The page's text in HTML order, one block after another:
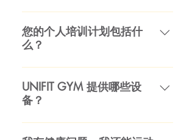
的目标并讨论实现这些目标的策
略。体脂测试、体围测量、柔韧
咨询过程中进行。 健身计划的成功
基于这样一种理念：每个人都必须
有切合实际的目标、接受教育并逐
渐改变饮食习惯。我们会打电话或
发消息，让您跟上您的计划。在营
首先，我们是一家私人拥有的私人
健身房和训练工作室——庞大的人
群不是 UNFIT GYM 的一部分。我
是，许多企业培训师都获得了奖
金，并且承受着向客户推销补充剂
您的个人培训计划包括什
么？
我们所有的健身计划都包括无限制
使用健身房、营养计划、初步测试
和评估、阻力训练和心血管训练计
UNIFIT GYM 提供哪些设
备？
我们确实拥有 30 多件设备。从跑